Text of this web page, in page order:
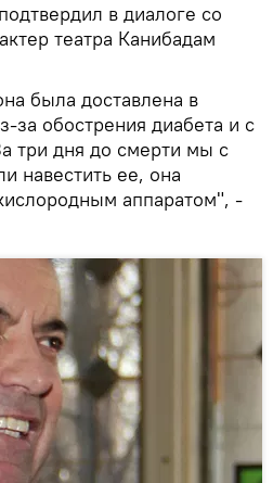
в диалоге со
актер театра Канибадам
была доставлена в
за обострения диабета и с
три дня до смерти мы с
навестить ее, она
аппаратом", -